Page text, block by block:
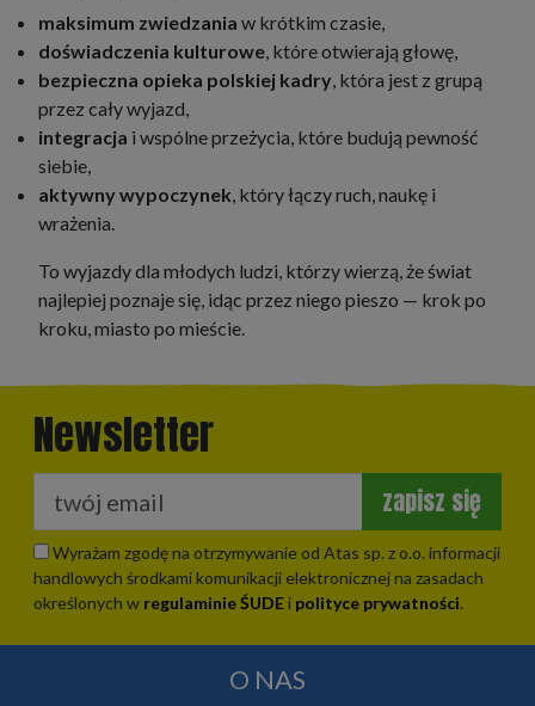
maksimum zwiedzania w krótkim czasie,
doświadczenia kulturowe, które otwierają głowę,
bezpieczna opieka polskiej kadry, która jest z grupą
przez cały wyjazd,
integracja i wspólne przeżycia, które budują pewność
siebie,
aktywny wypoczynek, który łączy ruch, naukę i
wrażenia.
To wyjazdy dla młodych ludzi, którzy wierzą, że świat
najlepiej poznaje się, idąc przez niego pieszo — krok po
kroku, miasto po mieście.
Newsletter
zapisz się
Wyrażam zgodę na otrzymywanie od Atas sp. z o.o. informacji
handlowych środkami komunikacji elektronicznej na zasadach
określonych w regulaminie ŚUDE i polityce prywatności.
O NAS